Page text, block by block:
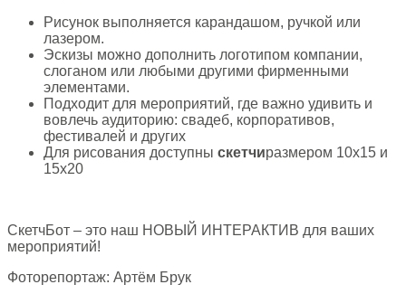
Рисунок выполняется карандашом, ручкой или
лазером.
Эскизы можно дополнить логотипом компании,
слоганом или любыми другими фирменными
элементами.
Подходит для мероприятий, где важно удивить и
вовлечь аудиторию: свадеб, корпоративов,
фестивалей и других
Для рисования доступны скетчиразмером 10х15 и
15х20
СкетчБот – это наш НОВЫЙ ИНТЕРАКТИВ для ваших
мероприятий!
Фоторепортаж: Артём Брук